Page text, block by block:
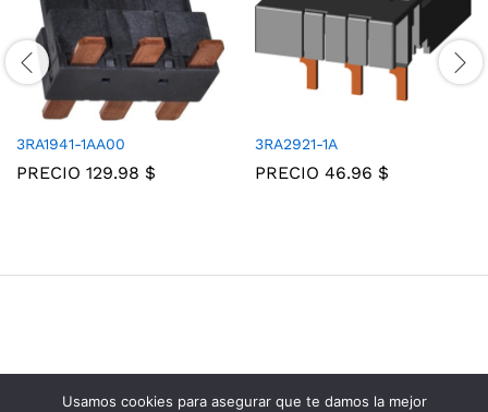
3RA1941-1AA00
PRECIO 129.98 $
3RA2921-1A
PRECIO 46.96 $
Usamos cookies para asegurar que te damos la mejor